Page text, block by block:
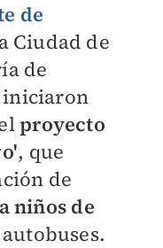
de
Ciudad de
de
proyecto
, que
de
niños de